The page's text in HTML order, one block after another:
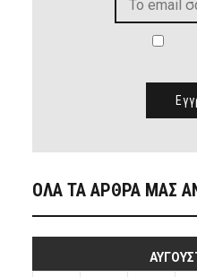
ΟΛΑ ΤΑ ΑΡΘΡΑ ΜΑΣ